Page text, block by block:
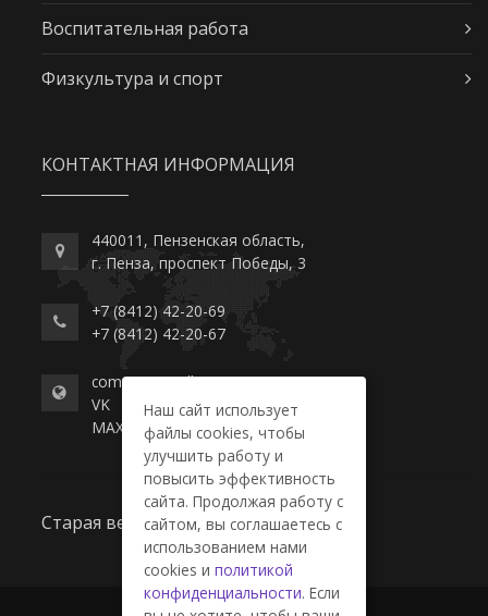
Воспитательная работа
Физкультура и спорт
КОНТАКТНАЯ ИНФОРМАЦИЯ
440011, Пензенская область,
г. Пенза, проспект Победы, 3
+7 (8412) 42-20-69
+7 (8412) 42-20-67
commerce-college.ru
VK
MAX
Старая версия сайта
Наш сайт использует
файлы cookies, чтобы
улучшить работу и
повысить эффективность
сайта. Продолжая работу с
сайтом, вы соглашаетесь с
использованием нами
cookies и политикой
конфиденциальности. Если